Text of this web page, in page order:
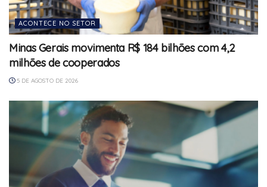
ACONTECE NO SETOR
Minas Gerais movimenta R$ 184 bilhões com 4,2
milhões de cooperados
5 DE AGOSTO DE 2026